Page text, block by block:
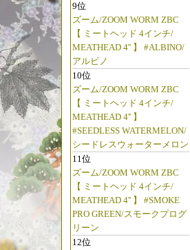
9位
ズーム/ZOOM WORM ZBC
【 ミートヘッド 4インチ/
MEATHEAD 4'' 】 #ALBINO/
アルビノ
10位
ズーム/ZOOM WORM ZBC
【 ミートヘッド 4インチ/
MEATHEAD 4'' 】
#SEEDLESS WATERMELON/
シードレスウォーターメロン
11位
ズーム/ZOOM WORM ZBC
【 ミートヘッド 4インチ/
MEATHEAD 4'' 】 #SMOKE
PRO GREEN/スモークプログ
リーン
12位